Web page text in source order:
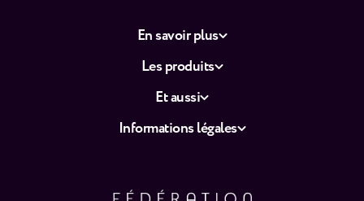
En savoir plus
Les produits
Et aussi
Informations légales